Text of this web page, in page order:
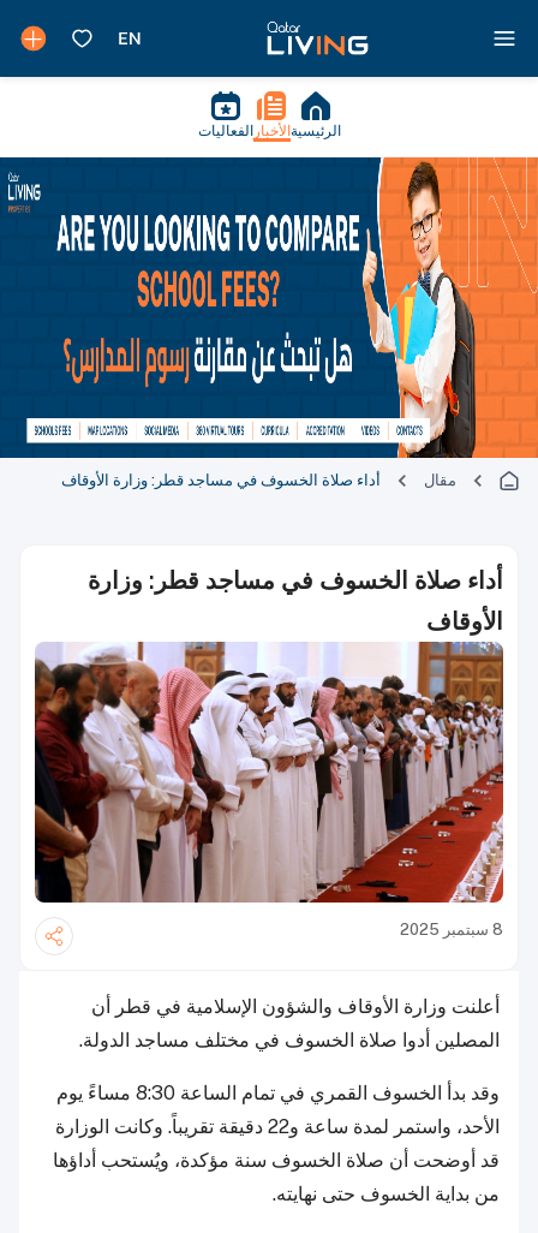
الرئيسية الأخبار الفعاليات
مقال أداء صلاة الخسوف في مساجد قطر: وزارة الأوقاف
أداء صلاة الخسوف في مساجد قطر: وزارة
الأوقاف
8 سبتمبر 2025
أعلنت وزارة الأوقاف والشؤون الإسلامية في قطر أن
المصلين أدوا صلاة الخسوف في مختلف مساجد الدولة.
وقد بدأ الخسوف القمري في تمام الساعة 8:30 مساءً يوم
الأحد، واستمر لمدة ساعة و22 دقيقة تقريباً. وكانت الوزارة
قد أوضحت أن صلاة الخسوف سنة مؤكدة، ويُستحب أداؤها
من بداية الخسوف حتى نهايته.